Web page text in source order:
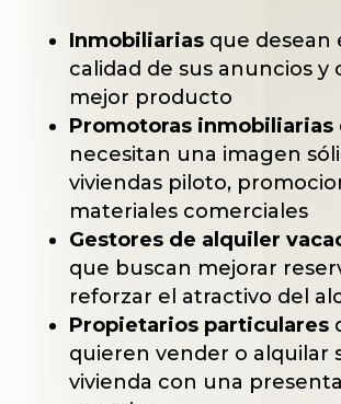
Inmobiliariasque desean
calidad de sus anuncios y
mejor producto
Promotoras inmobiliarias
necesitan una imagen
viviendas piloto,
materiales comerciales
Gestores de alquiler
que buscan mejorar
reforzar el atractivo del
Propietarios particulares
quieren vender o alquilar
vivienda con una